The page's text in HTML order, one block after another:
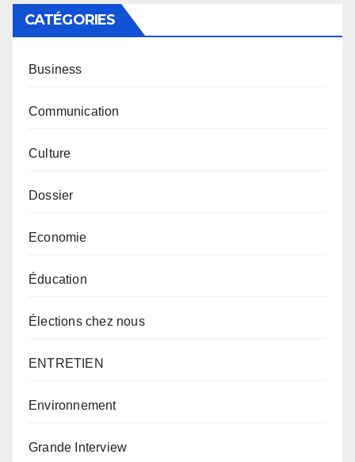
CATÉGORIES
Business
Communication
Culture
Dossier
Economie
Éducation
Élections chez nous
ENTRETIEN
Environnement
Grande Interview